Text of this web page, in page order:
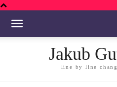
Jakub
line by line